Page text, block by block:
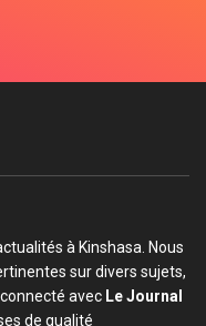
à Kinshasa. Nous
sur divers sujets,
avec Le Journal
de qualité